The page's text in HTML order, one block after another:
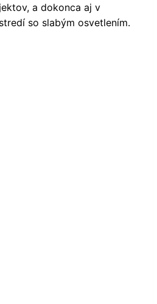
a dokonca aj v
so slabým osvetlením.